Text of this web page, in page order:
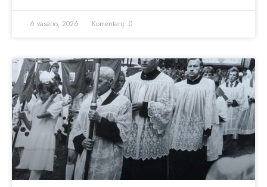
6 vasario, 2026 Komentarų: 0